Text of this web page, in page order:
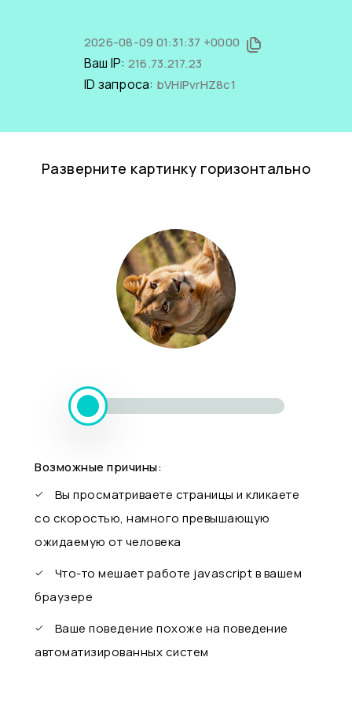
2026-08-09 01:31:37 +0000
Ваш IP: 216.73.217.23
ID запроса: bVHIPvrHZ8c1
Разверните картинку горизонтально
Возможные причины:
Вы просматриваете страницы и кликаете
со скоростью, намного превышающую
ожидаемую от человека
Что-то мешает работе javascript в вашем
браузере
Ваше поведение похоже на поведение
автоматизированных систем